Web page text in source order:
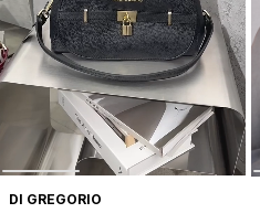
DI GREGORIO